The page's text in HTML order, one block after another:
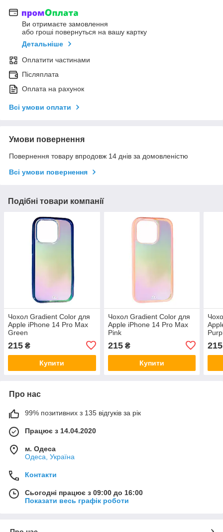
Ви отримаєте замовлення
або гроші повернуться на вашу картку
Детальніше
Оплатити частинами
Післяплата
Оплата на рахунок
Всі умови оплати
Умови повернення
Повернення товару впродовж 14 днів за домовленістю
Всі умови повернення
Подібні товари компанії
Чохол Gradient Color для
Apple iPhone 14 Pro Max
Green
215 ₴
Купити
Чохол Gradient Color для
Apple iPhone 14 Pro Max
Pink
215₴
Купити
215
Про нас
99% позитивних з 135 відгуків за рік
Працює з 14.04.2020
м. Одеса
Одеса, Україна
Контакти
Сьогодні працює з 09:00 до 16:00
Показати весь графік роботи